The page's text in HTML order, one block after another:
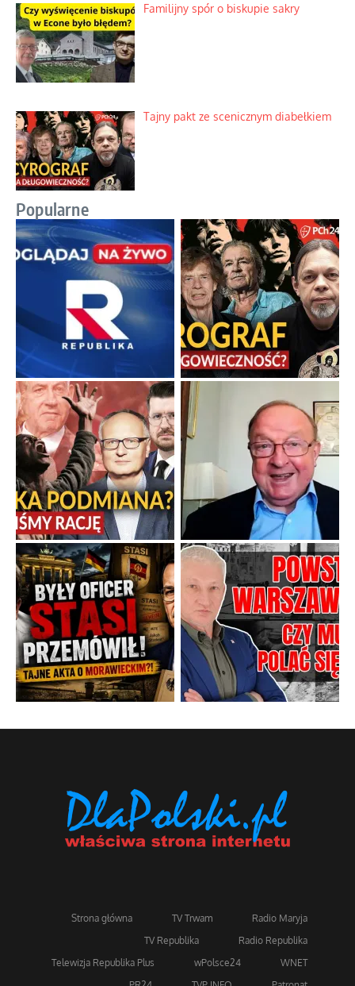
Familijny spór o biskupie sakry
Tajny pakt ze scenicznym diabełkiem
Popularne
Strona główna TV Trwam
Radio Maryja
TV Republika
Radio Republika
Telewizja Republika Plus
wPolsce24
WNET